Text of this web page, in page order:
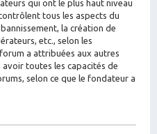
qui ont le plus haut niveau
tous les aspects du
la création de
etc., selon les
a attribuées aux autres
toutes les capacités de
selon ce que le fondateur a